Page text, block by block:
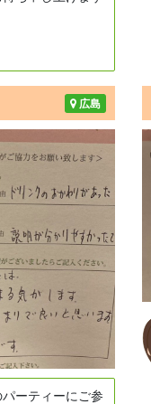
広島
ーティーにご参